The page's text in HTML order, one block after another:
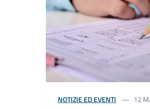
NOTIZIE ED EVENTI 12